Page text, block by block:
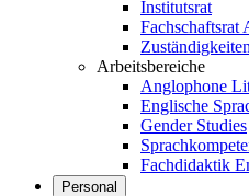
Institutsrat
Arbeitsbereiche
Anglophone
Englische
Gender Studies
Fachdidaktik
Personal